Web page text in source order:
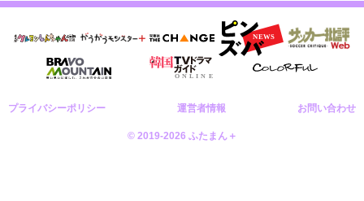
プライバシーポリシー 運営者情報 お問い合わせ
© 2019-2026 ふたまん＋